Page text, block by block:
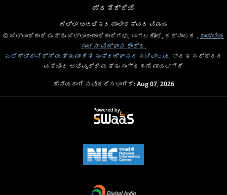
ಪ್ರತಿಕ್ರಿಯೆ
ಜಿಲ್ಲಾ ಆಡಳಿತದ ಮಾಲೀಕತ್ವದ ವಿಷಯ
© ಜಿಲ್ಲಾಧಿಕಾರಿ ಮತ್ತು ಜಿಲ್ಲಾದಂಡಾಧಿಕಾರಿಗಳು, ಬಾಗಲಕೋಟೆ, ಕರ್ನಾಟಕ ,
ರಾಷ್ಟೀಯ
ಸೂಚನಾ ವಿಜ್ಞಾನ ಕೇಂದ್ರ
ಎಲೆಕ್ಟ್ರಾನಿಕ್ಸ್ ಮತ್ತು ಮಾಹಿತಿ ತಂತ್ರಜ್ಞಾನದ ಸಚಿವಾಲಯ , ಭಾರತ ಸರ್ಕಾರದ
ವತಿಯಿಂದ ಅಭಿವೃದ್ಧಿ ಮತ್ತು ಸಂಗ್ರಹಣೆ ಮಾಡಲಾಗಿದೆ
ಕೊನೆಯದಾಗಿ ನವೀಕರಿಸಲಾಗಿದೆ:Aug 07, 2026